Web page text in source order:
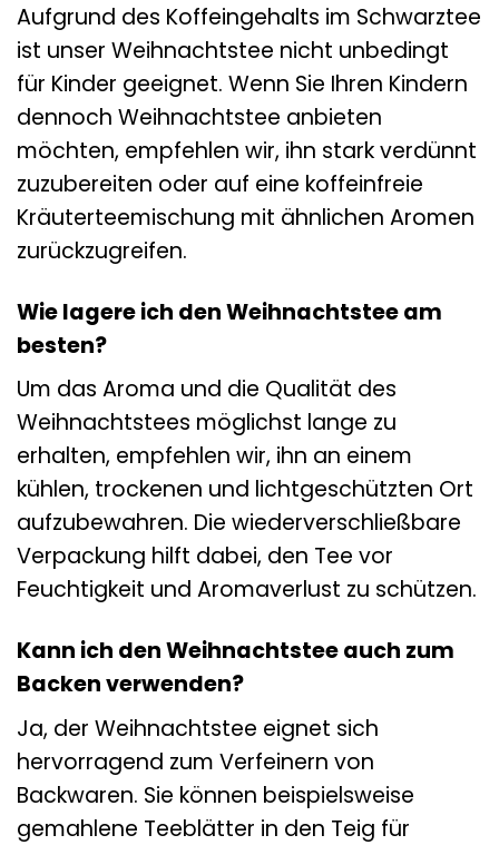
Aufgrund des Koffeingehalts im Schwarztee
ist unser Weihnachtstee nicht unbedingt
für Kinder geeignet. Wenn Sie Ihren Kindern
dennoch Weihnachtstee anbieten
möchten, empfehlen wir, ihn stark verdünnt
zuzubereiten oder auf eine koffeinfreie
Kräuterteemischung mit ähnlichen Aromen
zurückzugreifen.
Wie lagere ich den Weihnachtstee am
besten?
Um das Aroma und die Qualität des
Weihnachtstees möglichst lange zu
erhalten, empfehlen wir, ihn an einem
kühlen, trockenen und lichtgeschützten Ort
aufzubewahren. Die wiederverschließbare
Verpackung hilft dabei, den Tee vor
Feuchtigkeit und Aromaverlust zu schützen.
Kann ich den Weihnachtstee auch zum
Backen verwenden?
Ja, der Weihnachtstee eignet sich
hervorragend zum Verfeinern von
Backwaren. Sie können beispielsweise
gemahlene Teeblätter in den Teig für